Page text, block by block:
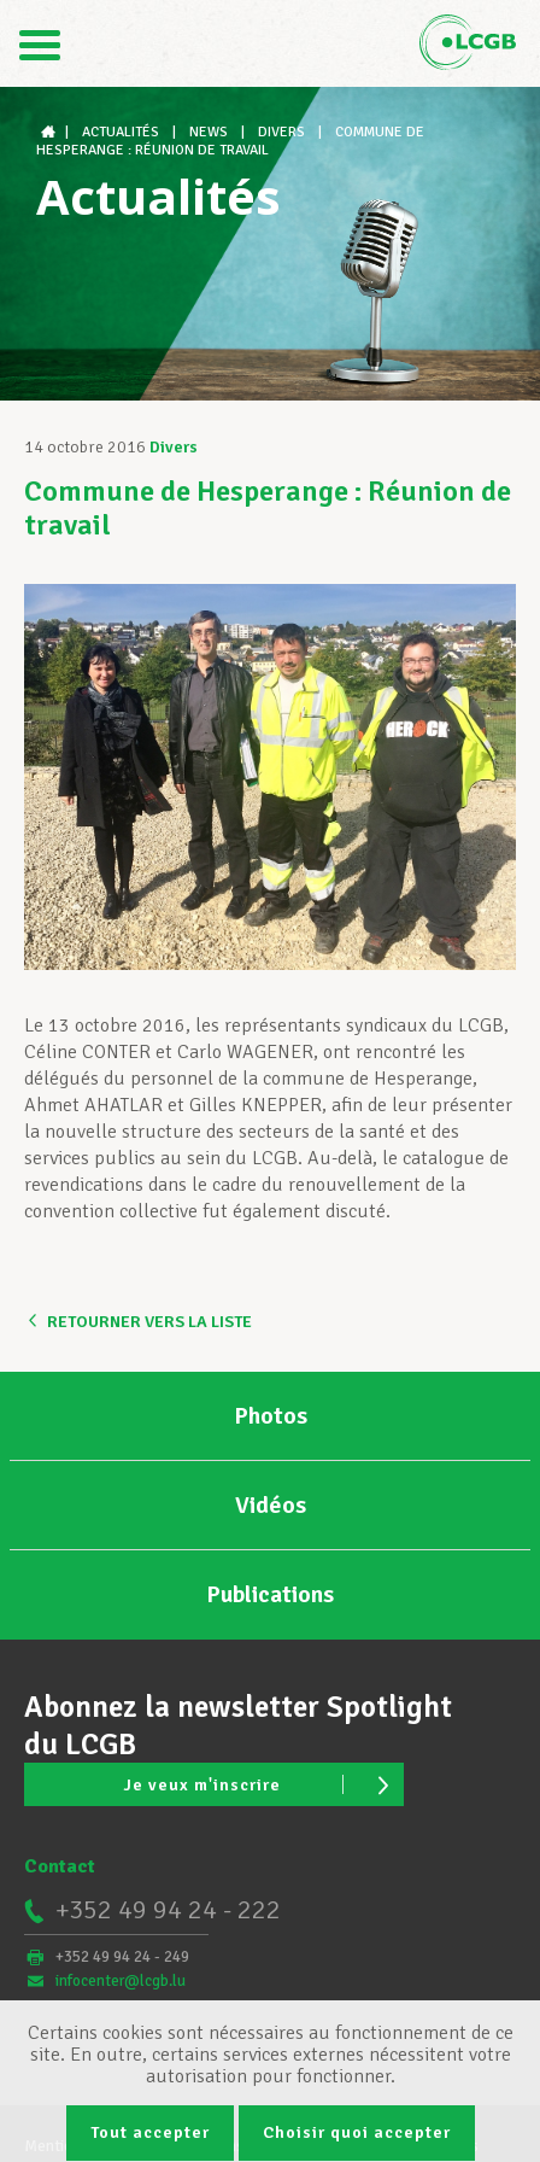
DE
Le LCGB
Structures syndicales
Assistance au Travail
Vos droits
Assistance en vie privée
Développement professionnel
Devenir Membre
Actualités
ACTUALITÉS NEWS DIVERS
COMMUNE DE
HESPERANGE : RÉUNION DE TRAVAIL
Actualités
14 octobre 2016 Divers
Commune de Hesperange : Réunion de
travail
Le 13 octobre 2016, les représentants syndicaux du LCGB,
Céline CONTER et Carlo WAGENER, ont rencontré les
délégués du personnel de la commune de Hesperange,
Ahmet AHATLAR et Gilles KNEPPER, afin de leur présenter
la nouvelle structure des secteurs de la santé et des
services publics au sein du LCGB. Au-delà, le catalogue de
revendications dans le cadre du renouvellement de la
convention collective fut également discuté.
RETOURNER VERS LA LISTE
Photos
Vidéos
Publications
Abonnez la newsletter Spotlight
du LCGB
Je veux m'inscrire
Contact
+352 49 94 24 - 222
+352 49 94 24 - 249
infocenter@lcgb.lu
Conditions générales Gestion des cookies
Certains cookies sont nécessaires au fonctionnement de ce
site. En outre, certains services externes nécessitent votre
autorisation pour fonctionner.
Tout accepter Choisir quoi accepter